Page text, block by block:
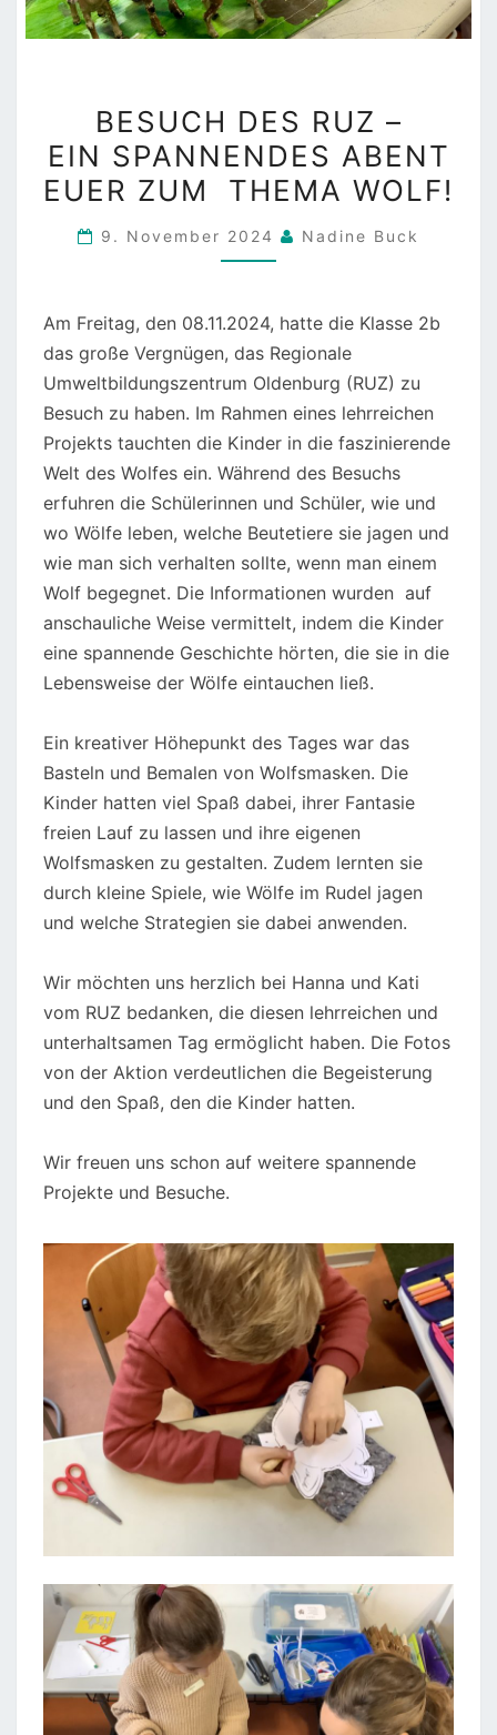
–
EIN SPANNENDES
THEMA WOLF!
BESUCH DES RUZ –
EIN SPANNENDES ABENT
EUER ZUM THEMA WOLF!
9. November 2024 Nadine Buck
Am Freitag, den 08.11.2024, hatte die Klasse 2b
das große Vergnügen, das Regionale
Umweltbildungszentrum Oldenburg (RUZ) zu
Besuch zu haben. Im Rahmen eines lehrreichen
Projekts tauchten die Kinder in die faszinierende
Welt des Wolfes ein. Während des Besuchs
erfuhren die Schülerinnen und Schüler, wie und
wo Wölfe leben, welche Beutetiere sie jagen und
wie man sich verhalten sollte, wenn man einem
Wolf begegnet. Die Informationen wurden auf
anschauliche Weise vermittelt, indem die Kinder
eine spannende Geschichte hörten, die sie in die
Lebensweise der Wölfe eintauchen ließ.
Ein kreativer Höhepunkt des Tages war das
Basteln und Bemalen von Wolfsmasken. Die
Kinder hatten viel Spaß dabei, ihrer Fantasie
freien Lauf zu lassen und ihre eigenen
Wolfsmasken zu gestalten. Zudem lernten sie
durch kleine Spiele, wie Wölfe im Rudel jagen
und welche Strategien sie dabei anwenden.
Wir möchten uns herzlich bei Hanna und Kati
vom RUZ bedanken, die diesen lehrreichen und
unterhaltsamen Tag ermöglicht haben. Die Fotos
von der Aktion verdeutlichen die Begeisterung
und den Spaß, den die Kinder hatten.
Wir freuen uns schon auf weitere spannende
Projekte und Besuche.